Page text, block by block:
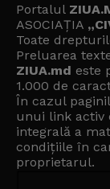
Portalul
ASOCIAȚIA
Toate
Preluarea
ZIUA.md este
1.000 de
În cazul
unui link activ
integrală a
condițiile în
proprietarul.